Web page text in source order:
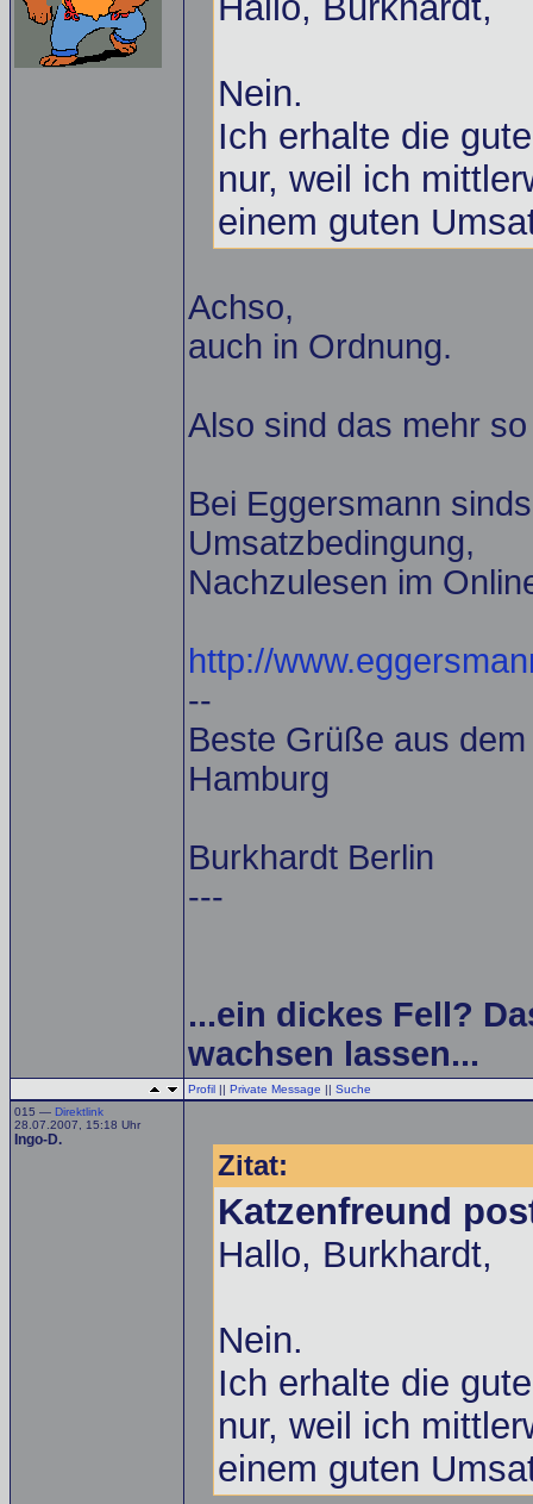
Nein.
Ich erhalte die
nur, weil ich
einem guten
Achso,
auch in Ordnung.
Also sind das mehr
Bei Eggersmann
Umsatzbedingung,
Nachzulesen im
http://
--
Beste Grüße aus
Hamburg
Burkhardt Berlin
---
...ein dickes Fell?
wachsen lassen...
Profil || Private Message || Suche
015 — Direktlink
28.07.2007, 15:18 Uhr
Ingo-D.
Zitat:
Katzenfreund
Hallo, Burkhardt,
Nein.
Ich erhalte die
nur, weil ich
einem guten